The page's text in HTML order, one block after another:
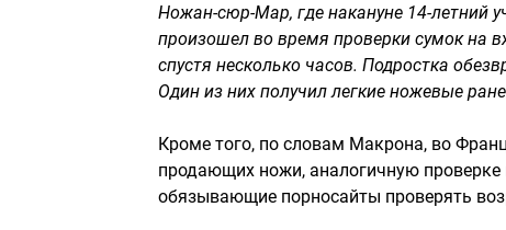
Ножан-сюр-Мар, где накануне 14-летний
произошел во время проверки сумок на
спустя несколько часов. Подростка
Один из них получил легкие ножевые
Кроме того, по словам Макрона, во
продающих ножи, аналогичную
обязывающие порносайты проверять